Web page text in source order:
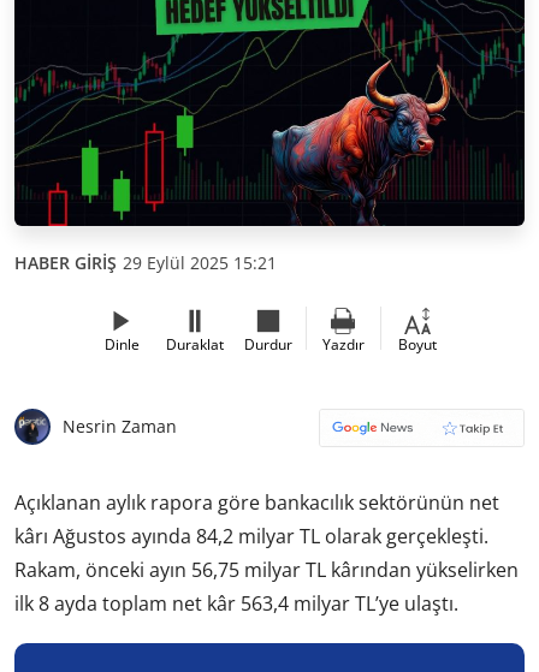
HABER GİRİŞ 29 Eylül 2025 15:21
Dinle Duraklat Durdur Yazdır Boyut
Nesrin Zaman
Açıklanan aylık rapora göre bankacılık sektörünün net
kârı Ağustos ayında 84,2 milyar TL olarak gerçekleşti.
Rakam, önceki ayın 56,75 milyar TL kârından yükselirken
ilk 8 ayda toplam net kâr 563,4 milyar TL’ye ulaştı.